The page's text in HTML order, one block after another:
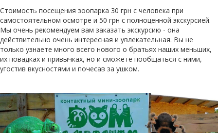
Стоимость посещения зоопарка 30 грн с человека при
самостоятельном осмотре и 50 грн с полноценной экскурсией.
Мы очень рекомендуем вам заказать экскурсию - она
действительно очень интересная и увлекательная. Вы не
только узнаете много всего нового о братьях наших меньших,
их повадках и привычках, но и сможете пообщаться с ними,
угостив вкусностями и почесав за ушком.